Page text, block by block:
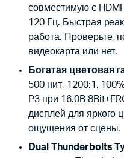
совместимую с
120 Гц. Быстрая
работа. Проверьте,
видеокарта или нет.
Богатая цветовая
500 нит, 1200:1,
P3 при 16.0B
дисплей для яркого
ощущения от сцены.
Dual Thunderbolts